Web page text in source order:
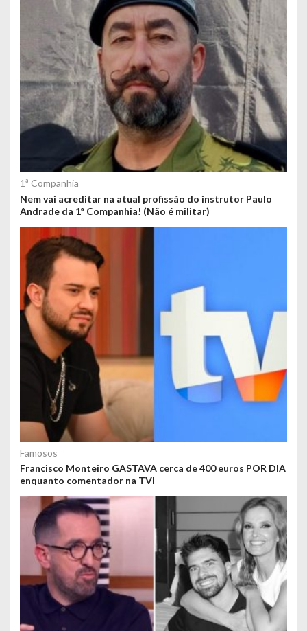
1ª Companhia
Nem vai acreditar na atual profissão do instrutor Paulo
Andrade da 1ª Companhia! (Não é militar)
Famosos
Francisco Monteiro GASTAVA cerca de 400 euros POR DIA
enquanto comentador na TVI